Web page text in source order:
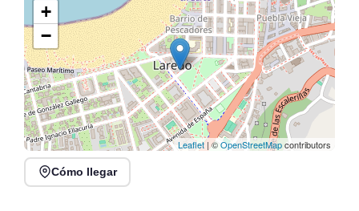
+
−
Leaflet| ©OpenStreetMapcontributors
Cómo llegar
Fiestas de San Lorenzo